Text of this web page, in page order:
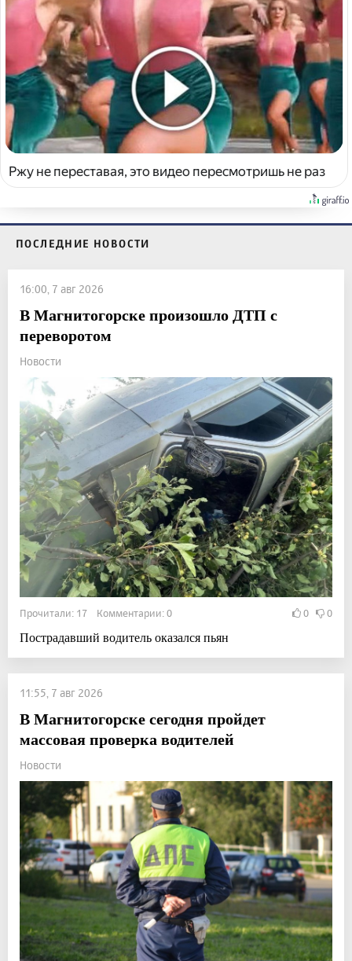
Ржу не переставая, это видео пересмотришь не раз
ПОСЛЕДНИЕ НОВОСТИ
16:00, 7 авг 2026
В Магнитогорске произошло ДТП с
переворотом
Новости
Прочитали: 17 Комментарии: 0 0 0
Пострадавший водитель оказался пьян
11:55, 7 авг 2026
В Магнитогорске сегодня пройдет
массовая проверка водителей
Новости